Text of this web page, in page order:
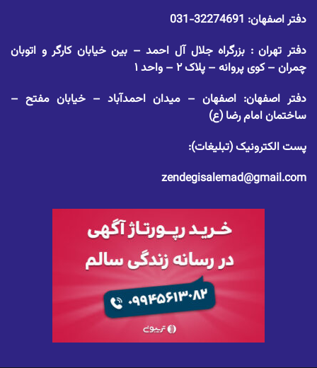
دفتر اصفهان: 32274691-031
دفتر تهران : بزرگراه جلال آل احمد – بین خیابان کارگر و اتوبان
چمران – کوی پروانه – پلاک ۲ – واحد ۱
دفتر اصفهان: اصفهان – میدان احمدآباد – خیابان مفتح –
ساختمان امام رضا (ع)
پست الکترونیک (تبلیغات):
zendegisalemad@gmail.com